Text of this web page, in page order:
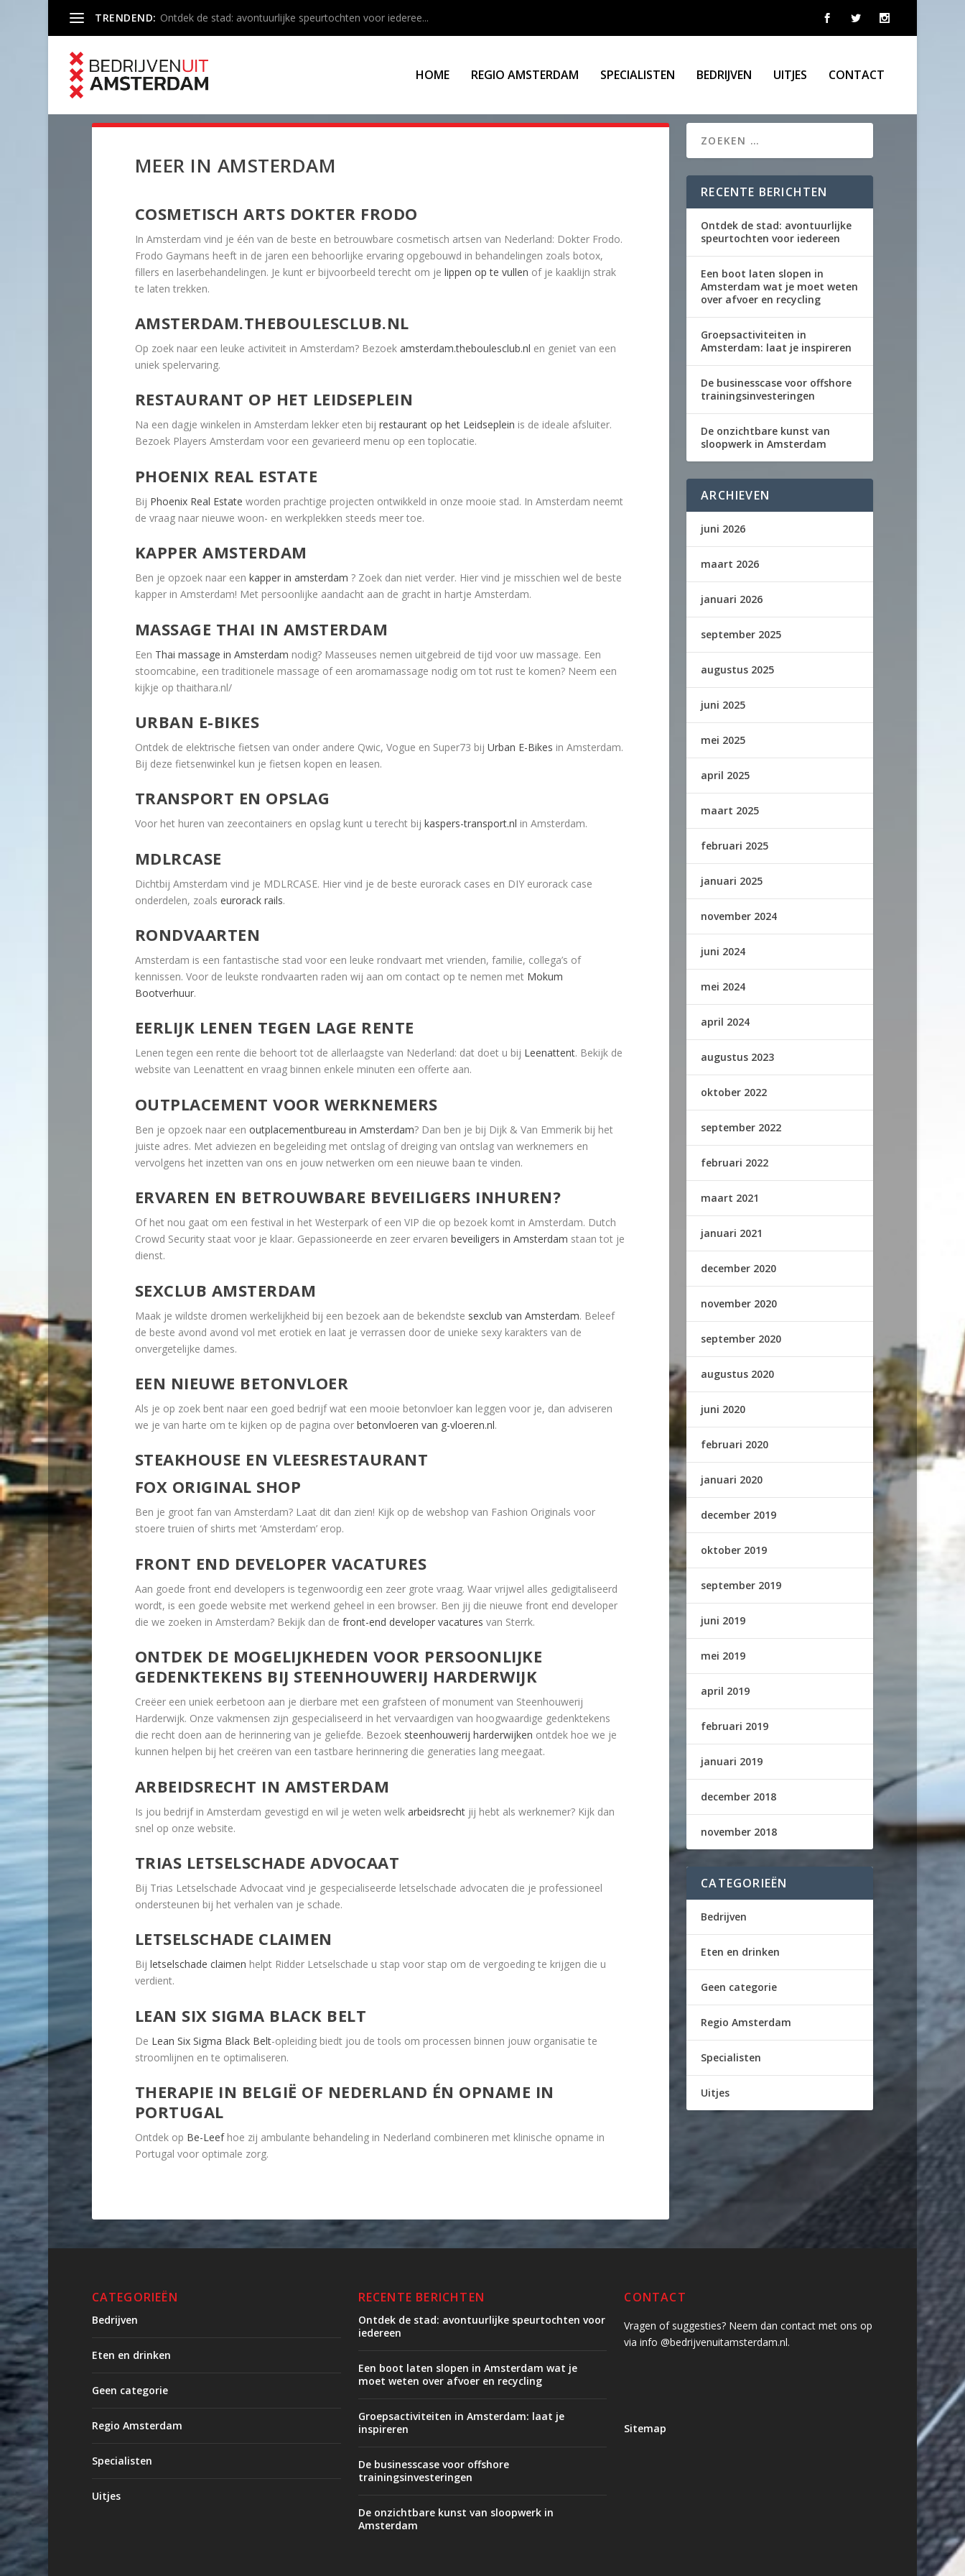
TRENDEND: Ontdek de stad: avontuurlijke speurtochten voor iederee...
HOME REGIO AMSTERDAM SPECIALISTEN BEDRIJVEN UITJES CONTACT
MEER IN AMSTERDAM
COSMETISCH ARTS DOKTER FRODO
In Amsterdam vind je één van de beste en betrouwbare cosmetisch artsen van Nederland: Dokter Frodo.
Frodo Gaymans heeft in de jaren een behoorlijke ervaring opgebouwd in behandelingen zoals botox,
fillers en laserbehandelingen. Je kunt er bijvoorbeeld terecht om je lippen op te vullen of je kaaklijn strak
te laten trekken.
AMSTERDAM.THEBOULESCLUB.NL
Op zoek naar een leuke activiteit in Amsterdam? Bezoek amsterdam.theboulesclub.nl en geniet van een
uniek spelervaring.
RESTAURANT OP HET LEIDSEPLEIN
Na een dagje winkelen in Amsterdam lekker eten bij restaurant op het Leidseplein is de ideale afsluiter.
Bezoek Players Amsterdam voor een gevarieerd menu op een toplocatie.
PHOENIX REAL ESTATE
Bij Phoenix Real Estate worden prachtige projecten ontwikkeld in onze mooie stad. In Amsterdam neemt
de vraag naar nieuwe woon- en werkplekken steeds meer toe.
KAPPER AMSTERDAM
Ben je opzoek naar een kapper in amsterdam ? Zoek dan niet verder. Hier vind je misschien wel de beste
kapper in Amsterdam! Met persoonlijke aandacht aan de gracht in hartje Amsterdam.
MASSAGE THAI IN AMSTERDAM
Een Thai massage in Amsterdam nodig? Masseuses nemen uitgebreid de tijd voor uw massage. Een
stoomcabine, een traditionele massage of een aromamassage nodig om tot rust te komen? Neem een
kijkje op thaithara.nl/
URBAN E-BIKES
Ontdek de elektrische fietsen van onder andere Qwic, Vogue en Super73 bij Urban E-Bikes in Amsterdam.
Bij deze fietsenwinkel kun je fietsen kopen en leasen.
TRANSPORT EN OPSLAG
Voor het huren van zeecontainers en opslag kunt u terecht bij kaspers-transport.nl in Amsterdam.
MDLRCASE
Dichtbij Amsterdam vind je MDLRCASE. Hier vind je de beste eurorack cases en DIY eurorack case
onderdelen, zoals eurorack rails.
RONDVAARTEN
Amsterdam is een fantastische stad voor een leuke rondvaart met vrienden, familie, collega’s of
kennissen. Voor de leukste rondvaarten raden wij aan om contact op te nemen met Mokum
Bootverhuur.
EERLIJK LENEN TEGEN LAGE RENTE
Lenen tegen een rente die behoort tot de allerlaagste van Nederland: dat doet u bij Leenattent. Bekijk de
website van Leenattent en vraag binnen enkele minuten een offerte aan.
OUTPLACEMENT VOOR WERKNEMERS
Ben je opzoek naar een outplacementbureau in Amsterdam? Dan ben je bij Dijk & Van Emmerik bij het
juiste adres. Met adviezen en begeleiding met ontslag of dreiging van ontslag van werknemers en
vervolgens het inzetten van ons en jouw netwerken om een nieuwe baan te vinden.
ERVAREN EN BETROUWBARE BEVEILIGERS INHUREN?
Of het nou gaat om een festival in het Westerpark of een VIP die op bezoek komt in Amsterdam. Dutch
Crowd Security staat voor je klaar. Gepassioneerde en zeer ervaren beveiligers in Amsterdam staan tot je
dienst.
SEXCLUB AMSTERDAM
Maak je wildste dromen werkelijkheid bij een bezoek aan de bekendste sexclub van Amsterdam. Beleef
de beste avond avond vol met erotiek en laat je verrassen door de unieke sexy karakters van de
onvergetelijke dames.
EEN NIEUWE BETONVLOER
Als je op zoek bent naar een goed bedrijf wat een mooie betonvloer kan leggen voor je, dan adviseren
we je van harte om te kijken op de pagina over betonvloeren van g-vloeren.nl.
STEAKHOUSE EN VLEESRESTAURANT
FOX ORIGINAL SHOP
Ben je groot fan van Amsterdam? Laat dit dan zien! Kijk op de webshop van Fashion Originals voor
stoere truien of shirts met ‘Amsterdam’ erop.
FRONT END DEVELOPER VACATURES
Aan goede front end developers is tegenwoordig een zeer grote vraag. Waar vrijwel alles gedigitaliseerd
wordt, is een goede website met werkend geheel in een browser. Ben jij die nieuwe front end developer
die we zoeken in Amsterdam? Bekijk dan de front-end developer vacatures van Sterrk.
ONTDEK DE MOGELIJKHEDEN VOOR PERSOONLIJKE
GEDENKTEKENS BIJ STEENHOUWERIJ HARDERWIJK
Creëer een uniek eerbetoon aan je dierbare met een grafsteen of monument van Steenhouwerij
Harderwijk. Onze vakmensen zijn gespecialiseerd in het vervaardigen van hoogwaardige gedenktekens
die recht doen aan de herinnering van je geliefde. Bezoek steenhouwerij harderwijken ontdek hoe we je
kunnen helpen bij het creëren van een tastbare herinnering die generaties lang meegaat.
ARBEIDSRECHT IN AMSTERDAM
Is jou bedrijf in Amsterdam gevestigd en wil je weten welk arbeidsrechtjij hebt als werknemer? Kijk dan
snel op onze website.
TRIAS LETSELSCHADE ADVOCAAT
Bij Trias Letselschade Advocaat vind je gespecialiseerde letselschade advocaten die je professioneel
ondersteunen bij het verhalen van je schade.
LETSELSCHADE CLAIMEN
Bij letselschade claimen helpt Ridder Letselschade u stap voor stap om de vergoeding te krijgen die u
verdient.
LEAN SIX SIGMA BLACK BELT
De Lean Six Sigma Black Belt-opleiding biedt jou de tools om processen binnen jouw organisatie te
stroomlijnen en te optimaliseren.
THERAPIE IN BELGIË OF NEDERLAND ÉN OPNAME IN
PORTUGAL
Ontdek op Be-Leefhoe zij ambulante behandeling in Nederland combineren met klinische opname in
Portugal voor optimale zorg.
RECENTE BERICHTEN
Ontdek de stad: avontuurlijke
speurtochten voor iedereen
Een boot laten slopen in
Amsterdam wat je moet weten
over afvoer en recycling
Groepsactiviteiten in
Amsterdam: laat je inspireren
De businesscase voor offshore
trainingsinvesteringen
De onzichtbare kunst van
sloopwerk in Amsterdam
ARCHIEVEN
juni 2026
maart 2026
januari 2026
september 2025
augustus 2025
juni 2025
mei 2025
april 2025
maart 2025
februari 2025
januari 2025
november 2024
juni 2024
mei 2024
april 2024
augustus 2023
oktober 2022
september 2022
februari 2022
maart 2021
januari 2021
december 2020
november 2020
september 2020
augustus 2020
juni 2020
februari 2020
januari 2020
december 2019
oktober 2019
september 2019
juni 2019
mei 2019
april 2019
februari 2019
januari 2019
december 2018
november 2018
CATEGORIEËN
Bedrijven
Eten en drinken
Geen categorie
Regio Amsterdam
Specialisten
Uitjes
CATEGORIEËN
Bedrijven
Eten en drinken
Geen categorie
Regio Amsterdam
Specialisten
Uitjes
RECENTE BERICHTEN
Ontdek de stad: avontuurlijke speurtochten voor
iedereen
Een boot laten slopen in Amsterdam wat je
moet weten over afvoer en recycling
Groepsactiviteiten in Amsterdam: laat je
inspireren
De businesscase voor offshore
trainingsinvesteringen
De onzichtbare kunst van sloopwerk in
Amsterdam
CONTACT
Vragen of suggesties? Neem dan contact met ons op
via info @bedrijvenuitamsterdam.nl.
Sitemap